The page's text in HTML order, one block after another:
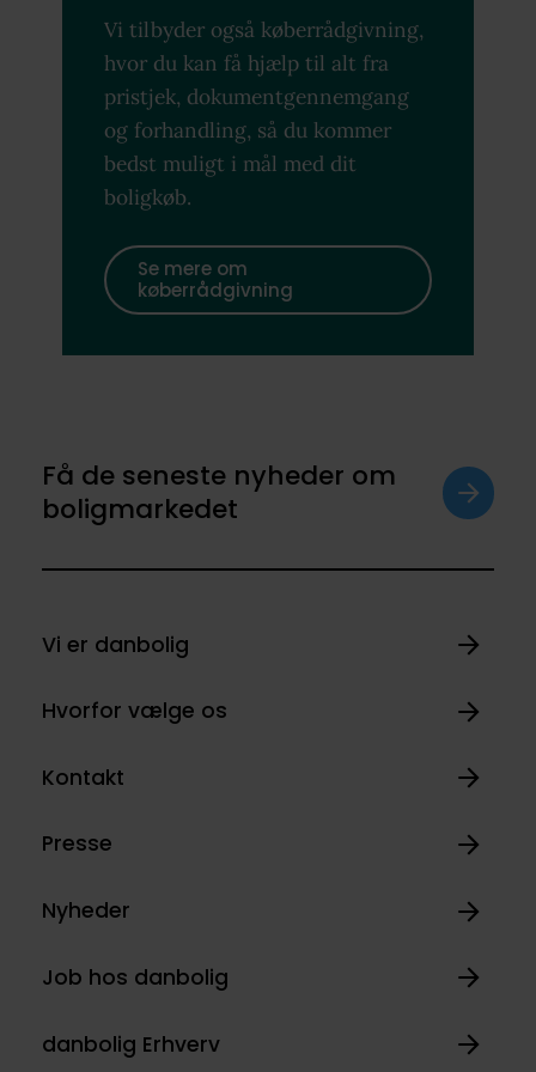
Vi tilbyder også køberrådgivning,
hvor du kan få hjælp til alt fra
pristjek, dokumentgennemgang
og forhandling, så du kommer
bedst muligt i mål med dit
boligkøb.
Se mere om
køberrådgivning
Få de seneste nyheder om
boligmarkedet
Vi er danbolig
Hvorfor vælge os
Kontakt
Presse
Nyheder
Job hos danbolig
danbolig Erhverv